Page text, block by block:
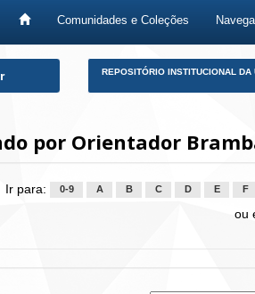
Comunidades e Coleções
REPOSITÓRIO INSTITUCIONAL DA
por Orientador
Ir para: 0-9 A B C D E F
ou